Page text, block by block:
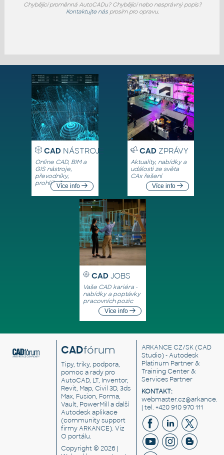
Chybějící proměnná AutoCADu? Chybějící nebo nesprávný popis?
Kontaktujte násprosím pro opravu.
CADNÁSTROJE
Online CAD, BIM a
GIS nástroje,
převodníky,
prohlížečeVíce info
CADZPRÁVY
Aktuality, nabídky a
události ze světa
CAx řešení
Více info
CAD JOBS
Vaše CAD kariéra -
nabídky a poptávky
pracovních pozic
Více info
CADfórum
Tipy, triky, podpora,
pomoc a rady pro
AutoCAD, LT, Inventor,
Revit, Map, Civil 3D, 3ds
Max, Fusion, Forma,
Vault, PowerMill a další
Autodesk aplikace
(community support
firmy ARKANCE). Viz
O portálu.
Copyright © 2026 |
ARKANCE CZ/SK(CAD
Studio) - Autodesk
Platinum Partner &
Training Center &
Services Partner
KONTAKT:
| tel. +420 910 970 111